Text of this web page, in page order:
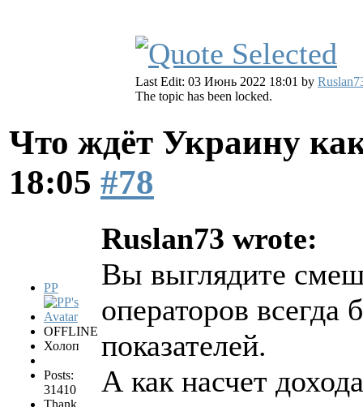
Last Edit: 03 Июнь 2022 18:01 by
The topic has been locked.
Что ждёт Украину
18:05 #78
PP
OFFLINE
Холоп
Posts:
31410
Thank
Ruslan73 wrote:
Вы выглядите
операторов
показателей.
А как насчет